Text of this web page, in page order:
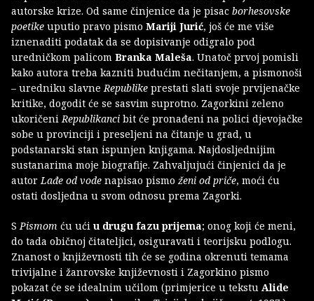
autorske krize. Od same činjenice da je pisac borhesovske
poetike uputio pravo pismo Mariji Jurić, još će me više
iznenaditi podatak da se dopisivanje odigralo pod
uredničkom palicom Branka Maleša. Unatoč prvoj pomisli
kako autora treba kazniti budućim nečitanjem, a pismonoši
– uredniku slavneRepublike prestati slati svoje prvijenačke
kritike, dogodit će se sasvim suprotno. Zagorkini zeleno
ukoričeniRepublikanci bit će pronađeni na polici djevojačke
sobe u provinciji i preseljeni na čitanje u grad, u
podstanarski stan ispunjen knjigama. Najdosljednijim
sustanarima moje biografije. Zahvaljujući činjenici da je
autorLađe od vode napisao pismo ženi od priče, moći ću
ostati dosljedna u svom odnosu prema Zagorki.
SPismom ću ući u drugu fazu prijema; onog koji će meni,
do tada običnoj čitateljici, osiguravati i teorijsku podlogu.
Znanost o književnosti tih će se godina okrenuti temama
trivijalne i žanrovske književnosti i Zagorkino pismo
pokazat će se idealnim učilom (primjerice u tekstu Alide